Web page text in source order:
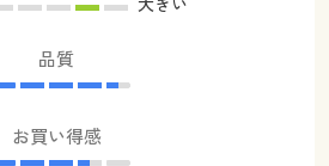
大きい
品質
お買い得感